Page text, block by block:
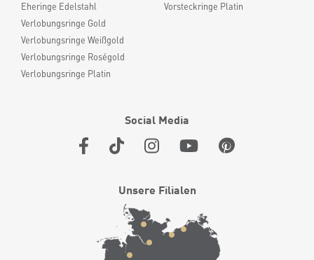
Eheringe Edelstahl
Verlobungsringe Gold
Verlobungsringe Weißgold
Verlobungsringe Roségold
Verlobungsringe Platin
Vorsteckringe Platin
Social Media
Unsere Filialen